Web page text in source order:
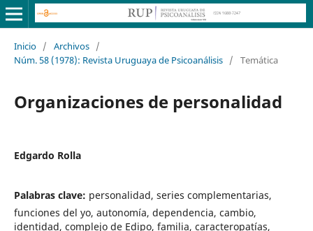
Inicio / Archivos /
Núm. 58 (1978): Revista Uruguaya de Psicoanálisis / Temática
Organizaciones de personalidad
Edgardo Rolla
Palabras clave: personalidad, series complementarias,
funciones del yo, autonomía, dependencia, cambio,
identidad, complejo de Edipo, familia, caracteropatías,